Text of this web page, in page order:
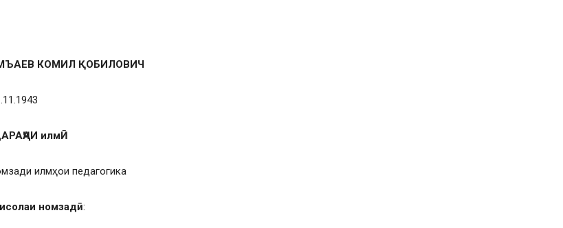
КОМИЛ ҚОБИЛОВИЧ
илмӢ
илмҳои педагогика
номзадӣ: